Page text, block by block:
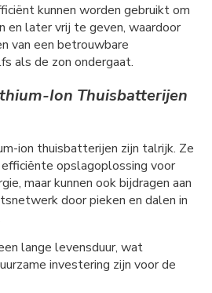
kunnen worden gebruikt om
later vrij te geven, waardoor
van een betrouwbare
als de zon ondergaat.
Ion Thuisbatterijen
ion thuisbatterijen zijn talrijk. Ze
opslagoplossing voor
maar kunnen ook bijdragen aan
door pieken en dalen in
lange levensduur, wat
investering zijn voor de